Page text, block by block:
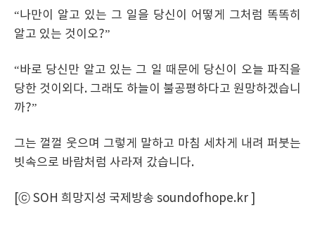
“나만이 알고 있는 그 일을 당신이 어떻게 그처럼 똑똑히
알고 있는 것이오?”
“바로 당신만 알고 있는 그 일 때문에 당신이 오늘 파직을
당한 것이외다. 그래도 하늘이 불공평하다고 원망하겠습니
까?”
그는 껄껄 웃으며 그렇게 말하고 마침 세차게 내려 퍼붓는
빗속으로 바람처럼 사라져 갔습니다.
[ⓒ SOH 희망지성 국제방송 soundofhope.kr ]